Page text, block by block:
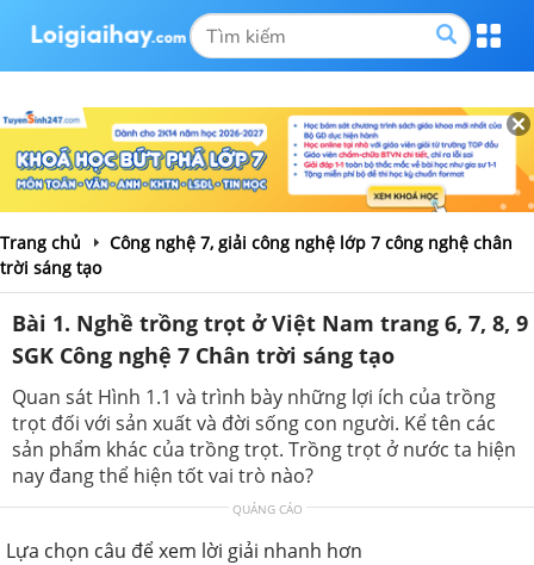
Trang chủ
Công nghệ 7, giải công nghệ lớp 7 công nghệ chân
trời sáng tạo
Bài 1. Nghề trồng trọt ở Việt Nam trang 6, 7, 8, 9
SGK Công nghệ 7 Chân trời sáng tạo
Quan sát Hình 1.1 và trình bày những lợi ích của trồng
trọt đối với sản xuất và đời sống con người. Kể tên các
sản phẩm khác của trồng trọt. Trồng trọt ở nước ta hiện
nay đang thể hiện tốt vai trò nào?
QUẢNG CÁO
Lựa chọn câu để xem lời giải nhanh hơn